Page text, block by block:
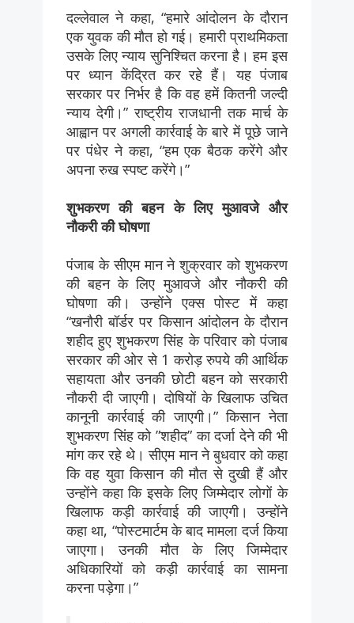
दल्लेवाल ने कहा, “हमारे आंदोलन के दौरान
एक युवक की मौत हो गई। हमारी प्राथमिकता
उसके लिए न्याय सुनिश्चित करना है। हम इस
पर ध्यान केंद्रित कर रहे हैं। यह पंजाब
सरकार पर निर्भर है कि वह हमें कितनी जल्दी
न्याय देगी।” राष्ट्रीय राजधानी तक मार्च के
आह्वान पर अगली कार्रवाई के बारे में पूछे जाने
पर पंधेर ने कहा, “हम एक बैठक करेंगे और
अपना रुख स्पष्ट करेंगे।”
शुभकरण की बहन के लिए मुआवजे और
नौकरी की घोषणा
पंजाब के सीएम मान ने शुक्रवार को शुभकरण
की बहन के लिए मुआवजे और नौकरी की
घोषणा की। उन्होंने एक्स पोस्ट में कहा
“खनौरी बॉर्डर पर किसान आंदोलन के दौरान
शहीद हुए शुभकरण सिंह के परिवार को पंजाब
सरकार की ओर से 1 करोड़ रुपये की आर्थिक
सहायता और उनकी छोटी बहन को सरकारी
नौकरी दी जाएगी। दोषियों के खिलाफ उचित
कानूनी कार्रवाई की जाएगी।” किसान नेता
शुभकरण सिंह को ”शहीद” का दर्जा देने की भी
मांग कर रहे थे। सीएम मान ने बुधवार को कहा
कि वह युवा किसान की मौत से दुखी हैं और
उन्होंने कहा कि इसके लिए जिम्मेदार लोगों के
खिलाफ कड़ी कार्रवाई की जाएगी। उन्होंने
कहा था, “पोस्टमार्टम के बाद मामला दर्ज किया
जाएगा। उनकी मौत के लिए जिम्मेदार
अधिकारियों को कड़ी कार्रवाई का सामना
करना पड़ेगा।”